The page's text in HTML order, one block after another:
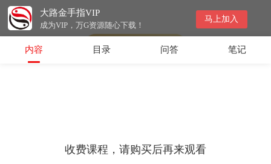
大路金手指VIP
成为VIP，万G资源随心下载！
马上加入
会员专属课程，请开通会员后学习
内容 目录 问答 笔记
收费课程，请购买后再来观看